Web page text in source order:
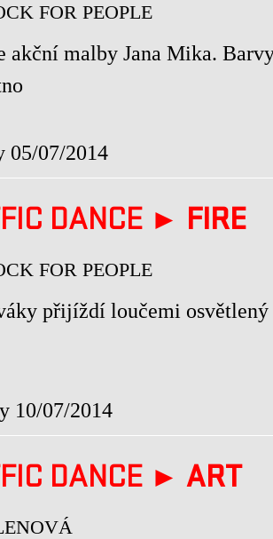
FOR PEOPLE
akční malby Jana Mika.
05/07/2014
DANCE ► FIRE
FOR PEOPLE
přijíždí loučemi osvětlený
10/07/2014
DANCE ► ART